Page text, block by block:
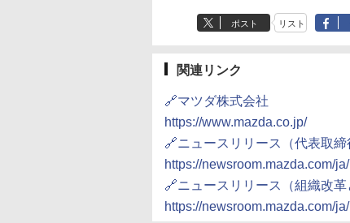
ポスト リスト
関連リンク
🔗マツダ株式会社
https://www.mazda.co.jp/
🔗ニュースリリース（代表取
https://newsroom.mazda.com/
🔗ニュースリリース（組織改革
https://newsroom.mazda.com/